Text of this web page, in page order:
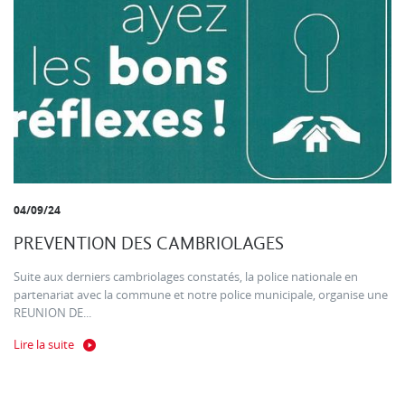
04/09/24
PREVENTION DES CAMBRIOLAGES
Suite aux derniers cambriolages constatés, la police nationale en
partenariat avec la commune et notre police municipale, organise une
REUNION DE...
Lire la suite